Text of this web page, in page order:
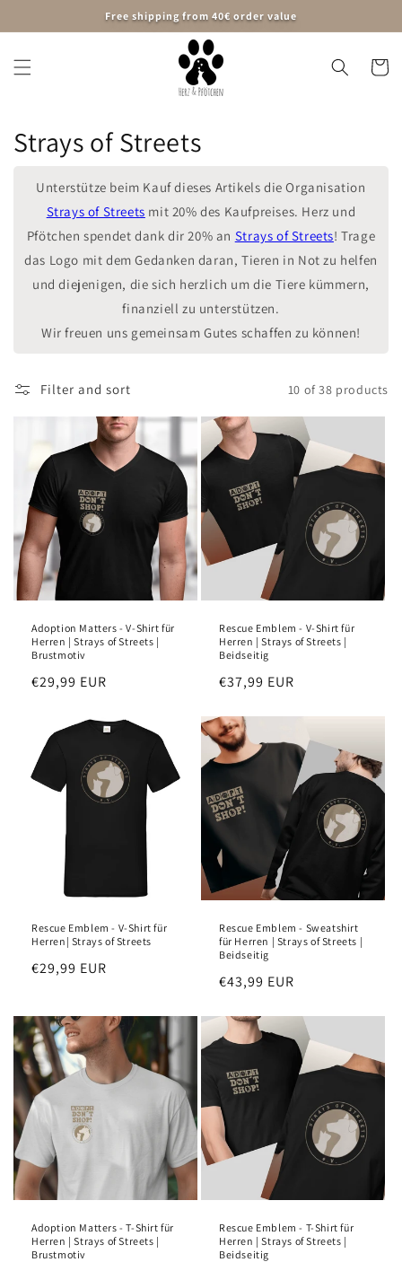
Free shipping from 40€ order value
Cart
C
i
Strays of Streets
Unterstütze beim Kauf dieses Artikels die Organisation
Strays of Streets mit 20% des Kaufpreises. Herz und
Pfötchen spendet dank dir 20% an Strays of Streets! Trage
das Logo mit dem Gedanken daran, Tieren in Not zu helfen
und diejenigen, die sich herzlich um die Tiere kümmern,
finanziell zu unterstützen.
Wir freuen uns gemeinsam Gutes schaffen zu können!
Filter and sort 10 of 38 products
Adoption Matters - V-Shirt für
Herren | Strays of Streets |
Brustmotiv
Regular
€29,99 EUR
Rescue Emblem - V-Shirt für
Herren | Strays of Streets |
Beidseitig
Regular
€37,99 EUR
Rescue Emblem - V-Shirt für
Herren| Strays of Streets
Regular
€29,99 EUR
Rescue Emblem - Sweatshirt
für Herren | Strays of Streets |
Beidseitig
Regular
€43,99 EUR
Adoption Matters - T-Shirt für
Herren | Strays of Streets |
Brustmotiv
Rescue Emblem - T-Shirt für
Herren | Strays of Streets |
Beidseitig